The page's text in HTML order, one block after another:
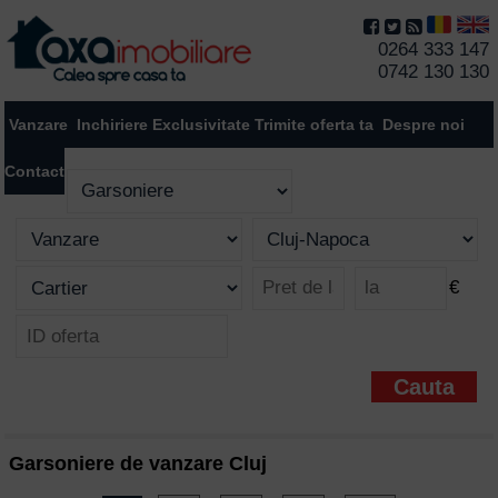
0264 333 147
0742 130 130
Vanzare Inchiriere Exclusivitate Trimite oferta ta Despre noi
Contact
€
Garsoniere de vanzare Cluj